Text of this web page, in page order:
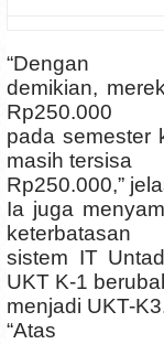
“Dengan
demikian,
Rp250.000
pada semester
masih tersisa
Rp250.000,”
Ia juga
keterbatasan
sistem IT
UKT K-1
menjadi UKT-
“Atas